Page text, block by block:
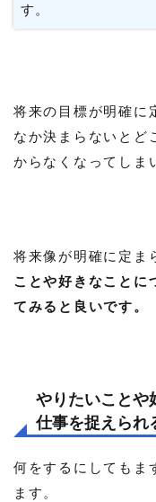
す。
将来の目標が明確に
なか決まらないとど
からなくなってしま
将来像が明確に定ま
ことや好きなことに
てみると良いです。
やりたいことや
仕事を捉えられ
何をするにしてもま
ます。